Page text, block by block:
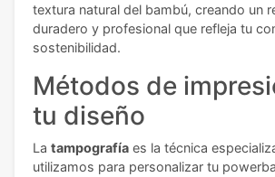
textura natural del bambú, creando un
duradero y profesional que refleja tu
sostenibilidad.
Métodos de
tu diseño
La tampografía es la técnica
utilizamos para personalizar tu